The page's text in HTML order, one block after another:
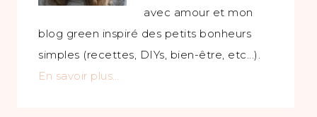
avec amour et mon
blog green inspiré des petits bonheurs
simples (recettes, DIYs, bien-être, etc...).
En savoir plus…